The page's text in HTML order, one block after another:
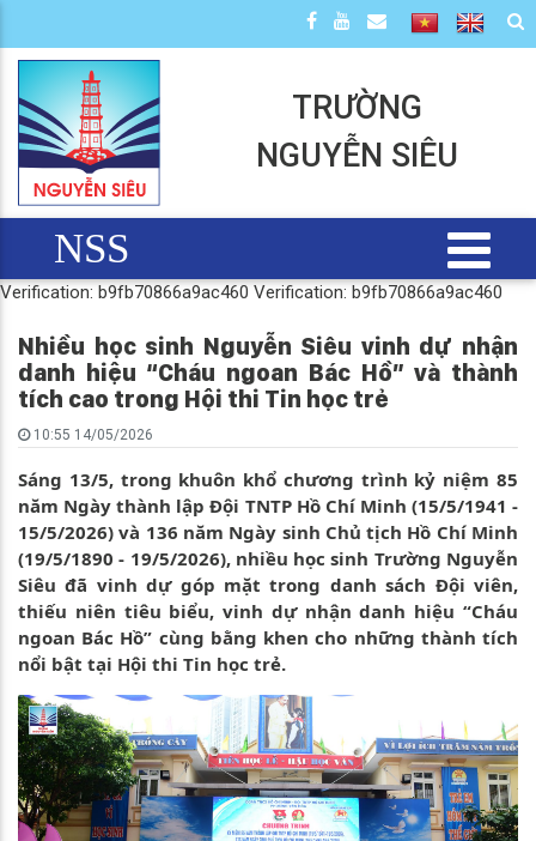
TRƯỜNG
NGUYỄN SIÊU
NSS
Verification: b9fb70866a9ac460 Verification: b9fb70866a9ac460
Nhiều học sinh Nguyễn Siêu vinh dự nhận
danh hiệu “Cháu ngoan Bác Hồ” và thành
tích cao trong Hội thi Tin học trẻ
10:55 14/05/2026
Sáng 13/5, trong khuôn khổ chương trình kỷ niệm 85
năm Ngày thành lập Đội TNTP Hồ Chí Minh (15/5/1941 -
15/5/2026) và 136 năm Ngày sinh Chủ tịch Hồ Chí Minh
(19/5/1890 - 19/5/2026), nhiều học sinh Trường Nguyễn
Siêu đã vinh dự góp mặt trong danh sách Đội viên,
thiếu niên tiêu biểu, vinh dự nhận danh hiệu “Cháu
ngoan Bác Hồ” cùng bằng khen cho những thành tích
nổi bật tại Hội thi Tin học trẻ.